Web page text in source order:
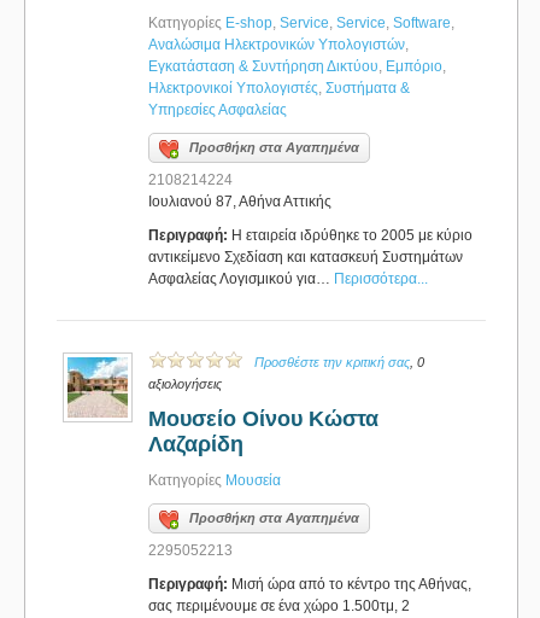
Κατηγορίες E-shop, Service, Service, Software,
Αναλώσιμα Ηλεκτρονικών Υπολογιστών,
Εγκατάσταση & Συντήρηση Δικτύου, Εμπόριο,
Ηλεκτρονικοί Υπολογιστές, Συστήματα &
Υπηρεσίες Ασφαλείας
Προσθήκη στα Αγαπημένα
2108214224
Ιουλιανού 87, Αθήνα Αττικής
Περιγραφή: Η εταιρεία ιδρύθηκε το 2005 με κύριο
αντικείμενο Σχεδίαση και κατασκευή Συστημάτων
Ασφαλείας Λογισμικού για… Περισσότερα...
Προσθέστε την κριτική σας , 0
αξιολογήσεις
Μουσείο Οίνου Κώστα
Λαζαρίδη
Κατηγορίες Μουσεία
Προσθήκη στα Αγαπημένα
2295052213
Περιγραφή: Μισή ώρα από το κέντρο της Αθήνας,
σας περιμένουμε σε ένα χώρο 1.500τμ, 2